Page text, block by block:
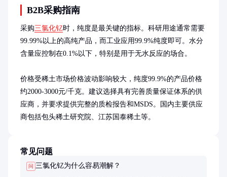
B2B采购指南
采购三氯化钇时，纯度是最关键的指标。科研用途通常需要
99.99%以上的高纯产品，而工业应用99.9%纯度即可。水分
含量应控制在0.1%以下，特别是用于无水反应的场合。
价格受稀土市场价格波动影响较大，纯度99.9%的产品价格
约2000-3000元/千克。建议选择具有完善质量保证体系的供
应商，并要求提供完整的质检报告和MSDS。国内主要供应
商包括包头稀土研究院、江苏国泰稀土等。
常见问题
问 三氯化钇为什么容易潮解？